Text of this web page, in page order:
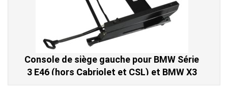
Console de siège gauche pour BMW Série
3 E46 (hors Cabriolet et CSL) et BMW X3
E83 (2004-2010)